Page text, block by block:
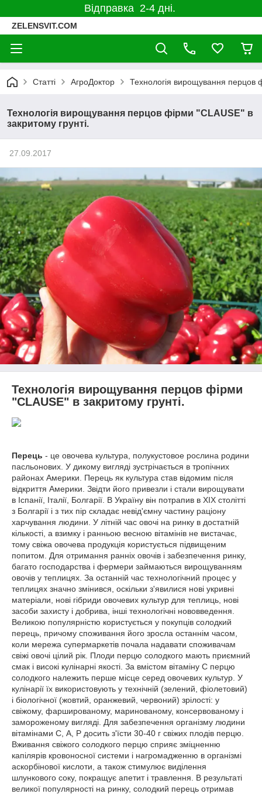
Відправка 2-4 дні.
ZELENSVIT.COM
Статті АгроДоктор Технологія вирощування перцов
Технологія вирощування перцов фірми "CLAUSE" в
закритому грунті.
27.09.2017
Технологія вирощування перцов фірми
"CLAUSE" в закритому грунті.
Перець - це овочева культура, полукустовое рослина родини
пасльонових. У дикому вигляді зустрічається в тропічних
районах Америки. Перець як культура став відомим після
відкриття Америки. Звідти його привезли і стали вирощувати
в Іспанії, Італії, Болгарії. В Україну він потрапив в XIX столітті
з Болгарії і з тих пір складає невід'ємну частину раціону
харчування людини. У літній час овочі на ринку в достатній
кількості, а взимку і ранньою весною вітамінів не вистачає,
тому свіжа овочева продукція користується підвищеним
попитом. Для отримання ранніх овочів і забезпечення ринку,
багато господарства і фермери займаються вирощуванням
овочів у теплицях. За останній час технологічний процес у
теплицях значно змінився, оскільки з'явилися нові укривні
матеріали, нові гібриди овочевих культур для теплиць, нові
засоби захисту і добрива, інші технологічні нововведення.
Великою популярністю користується у покупців солодкий
перець, причому споживання його зросла останнім часом,
коли мережа супермаркетів почала надавати споживачам
свіжі овочі цілий рік. Плоди перцю солодкого мають приємний
смак і високі кулінарні якості. За вмістом вітаміну С перцю
солодкого належить перше місце серед овочевих культур. У
кулінарії їх використовують у технічній (зелений, фіолетовий)
і біологічної (жовтий, оранжевий, червоний) зрілості: у
свіжому, фаршированому, маринованому, консервованому і
замороженому вигляді. Для забезпечення організму людини
вітамінами С, А, Р досить з'їсти 30-40 г свіжих плодів перцю.
Вживання свіжого солодкого перцю сприяє зміцненню
капілярів кровоносної системи і нагромадженню в організмі
аскорбінової кислоти, а також стимулює виділення
шлункового соку, покращує апетит і травлення. В результаті
великої популярності на ринку, солодкий перець отримав